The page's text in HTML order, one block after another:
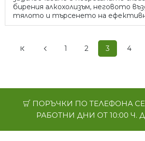
бирения алкохолизъм, неговото
тялото и търсенето на
1 2 3 4
ПОРЪЧКИ ПО ТЕЛЕФОНА
РАБОТНИ ДНИ ОТ 10:00 Ч.